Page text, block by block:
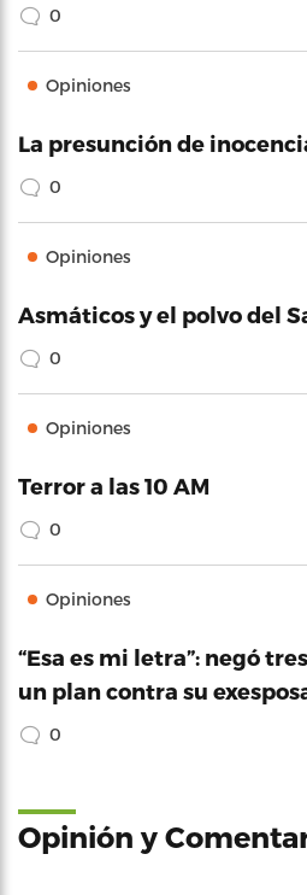
0
Opiniones
La presunción de
0
Opiniones
Asmáticos y el polvo del
0
Opiniones
Terror a las 10 AM
0
Opiniones
“Esa es mi letra”: negó
un plan contra su
0
Opinión y